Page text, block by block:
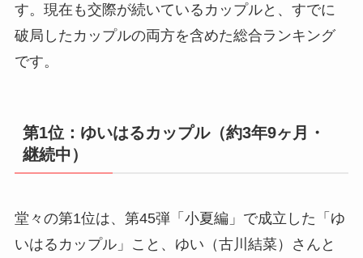
す。現在も交際が続いているカップルと、すでに
破局したカップルの両方を含めた総合ランキング
です。
第1位：ゆいはるカップル（約3年9ヶ月・
継続中）
堂々の第1位は、第45弾「小夏編」で成立した「ゆ
いはるカップル」こと、ゆい（古川結菜）さんと